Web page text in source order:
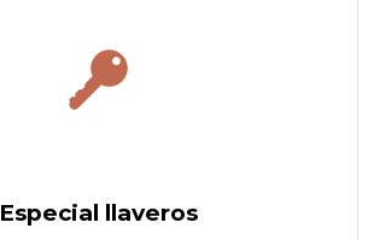
Especial llaveros